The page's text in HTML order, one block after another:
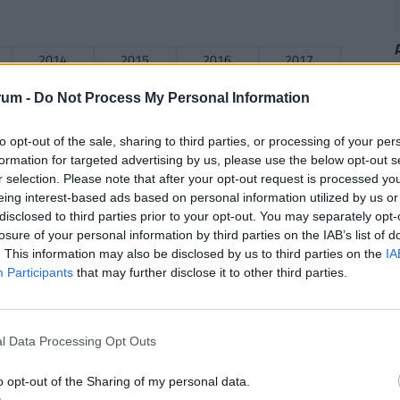
- Do Not Process My Personal Information
opt-out of the sale, sharing to third parties, or processing of your
for targeted advertising by us, please use the below opt-out
selection. Please note that after your opt-out request is processed
interest-based ads based on personal information utilized by us
to third parties prior to your opt-out. You may separately
of your personal information by third parties on the IAB’s list of
This information may also be disclosed by us to third parties on the
Participants that may further disclose it to other third parties.
Data Processing Opt Outs
opt-out of the Sharing of my personal data.
2014 2015 2016
2017
2014 2015 2016
2017
23.803 24.207 24.379 24.447
2014 2015 2016
2017
2014 2015 2016